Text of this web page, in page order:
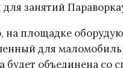
занятий
на площадке
для
будет объединена